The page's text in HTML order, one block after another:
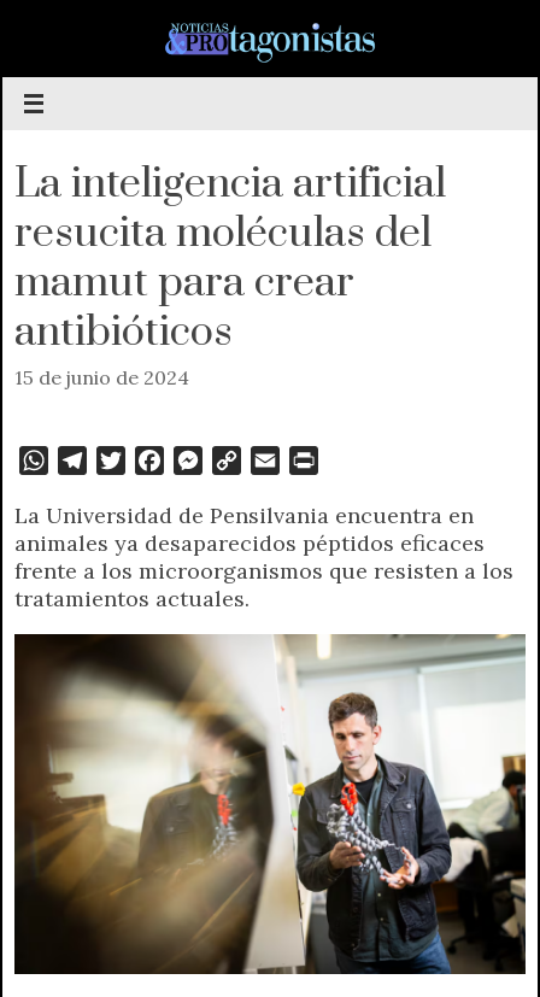
contenido
La inteligencia artificial
resucita moléculas del
mamut para crear
antibióticos
15 de junio de 2024
W
a
t
s
A
p
l
e
g
r
a
m
i
t
t
e
r
c
e
b
o
o
M
s
s
e
n
g
e
r
p
y
L
i
n
a
i
l
i
n
t
i
n
l
y
La Universidad de Pensilvania encuentra en
animales ya desaparecidos péptidos eficaces
frente a los microorganismos que resisten a los
tratamientos actuales.